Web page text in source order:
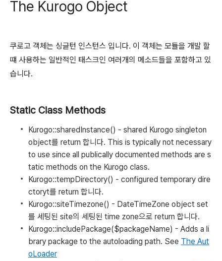
The Kurogo Object
쿠로고 객체는 싱글턴 인스턴스 입니다. 이 객체는 모듈을 개발 할
떄 사용하는 일반적인 태스크인 여러개의 메소드들을 포함하고 있
습니다.
Static Class Methods
Kurogo::sharedInstance() - shared Kurogo singleton
object를 return 합니다. This is typically not necessary
to use since all publically documented methods are s
tatic methods on the Kurogo class.
Kurogo::tempDirectory() - configured temporary dire
ctoryt를 return 합니다.
Kurogo::siteTimezone() - DateTimeZone object set
를 세팅된 site의 세팅된 time zone으로 return 합니다.
Kurogo::includePackage($packageName) - Adds a li
brary package to the autoloading path. See The Aut
oLoader